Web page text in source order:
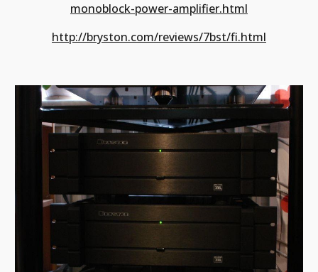
monoblock-power-amplifier.html
http://bryston.com/reviews/7bst/fi.html